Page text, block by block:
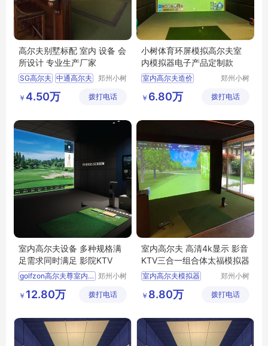
高尔夫别墅标配 室内 设备 会
所设计 专业生产厂家
SG高尔夫 中通高尔夫
衡泰信高尔夫
郑州小树
有限公司
￥ 4.50万 拨打电话
小树体育环屏模拟高尔夫室
内模拟器电子产品定制款
室内高尔夫造价
高尔夫室内模拟器品牌
室内高尔夫赚钱吗
郑州小树
有限公司
￥ 6.80万 拨打电话
室内高尔夫设备 多种规格满
足需求同时满足 影院KTV
golfzon高尔夫尊室内高尔夫姿势
高尔夫室内厂家
室内高尔夫模拟器公司
郑州小树
有限公司
￥ 12.80万 拨打电话
室内高尔夫 高清4k显示 影音
KTV三合一组合体太福模拟器
室内高尔夫模拟器
室内高尔夫场地
室内高尔夫
郑州小树
有限公司
￥ 8.80万 拨打电话